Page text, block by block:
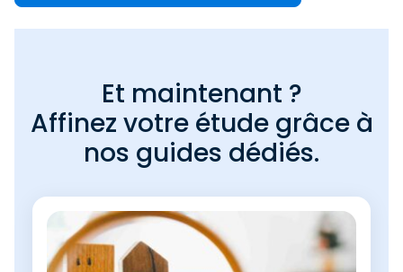
Et maintenant ?
Affinez votre étude grâce à
nos guides dédiés.